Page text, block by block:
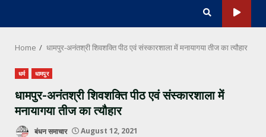
Home धामपुर-अनंतश्री शिवशक्ति पीठ एवं संस्कारशाला में मनायागया तीज का त्यौहार
धर्म धामपुर
धामपुर-अनंतश्री शिवशक्ति पीठ एवं संस्कारशाला में
मनायागया तीज का त्यौहार
बंधन समाचार August 12, 2021